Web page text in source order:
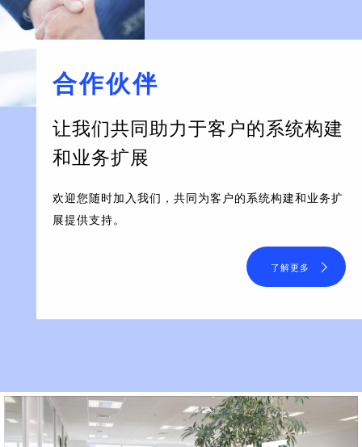
合作伙伴
让我们共同助力于客户的系统构建
和业务扩展
欢迎您随时加入我们，共同为客户的系统构建和业务扩
展提供支持。
了解更多